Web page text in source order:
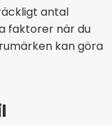
antal
faktorer när du
kan göra